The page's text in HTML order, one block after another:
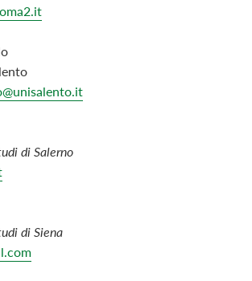
di Salerno
di Siena